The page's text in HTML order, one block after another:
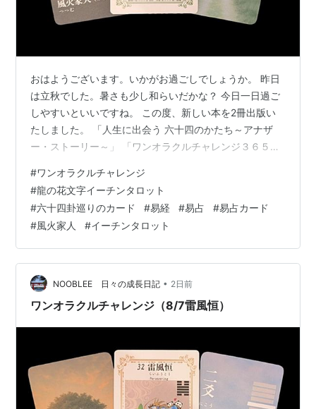
おはようございます。いかがお過ごしでしょうか。 昨日
は立秋でした。暑さも少し和らいだかな？ 今日一日過ご
しやすいといいですね。 この度、新しい本を2冊出版い
たしました。 「人生に出会う 六十四のかたち～アナザ
ー・ストーリー～」 「ワンオラクルチャレンジ３６５」
詳しくはこちらのリンクをご覧ください。
elmproject.hateblo.jp そんな一日ですが、今日もワンオ
ラクルチャレンジ、しました。 ワンオラクルチャレンジ
も2周年になりました。 ★ワンオラクルチャレンジと
は？★ 「ワンオラクル」というタロットカードの占い方
で、 毎日の…
#ワンオラクルチャレンジ
#龍の花文字イーチンタロット
#六十四卦巡りのカード #易経 #易占 #易占カード
#風火家人 #イーチンタロット
NOOBLEE 日々の成長日記 • 2日前
ワンオラクルチャレンジ（8/7雷風恒）